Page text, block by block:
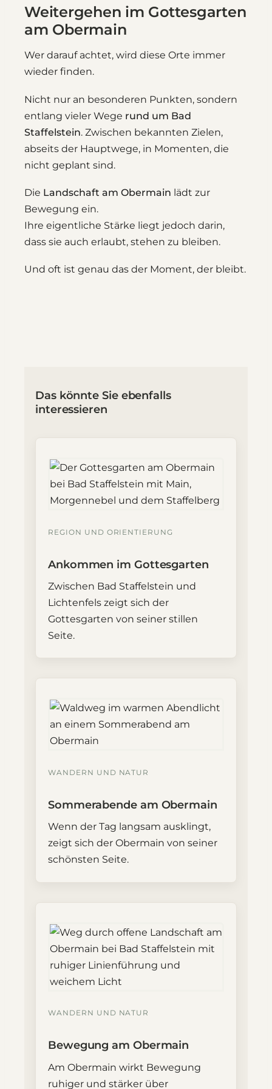
Weitergehen im Gottesgarten
am Obermain
Wer darauf achtet, wird diese Orte immer
wieder finden.
Nicht nur an besonderen Punkten, sondern
entlang vieler Wege rund um Bad
Staffelstein. Zwischen bekannten Zielen,
abseits der Hauptwege, in Momenten, die
nicht geplant sind.
Die Landschaft am Obermain lädt zur
Bewegung ein.
Ihre eigentliche Stärke liegt jedoch darin,
dass sie auch erlaubt, stehen zu bleiben.
Und oft ist genau das der Moment, der bleibt.
Das könnte Sie ebenfalls
interessieren
REGION UND ORIENTIERUNG
Ankommen im Gottesgarten
Zwischen Bad Staffelstein und
Lichtenfels zeigt sich der
Gottesgarten von seiner stillen
Seite.
WANDERN UND NATUR
Sommerabende am Obermain
Wenn der Tag langsam ausklingt,
zeigt sich der Obermain von seiner
schönsten Seite.
WANDERN UND NATUR
Bewegung am Obermain
Am Obermain wirkt Bewegung
ruhiger und stärker über